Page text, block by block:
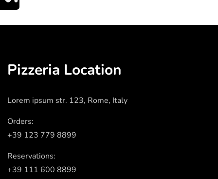
Pizzeria Location
Lorem ipsum str. 123, Rome, Italy
Orders:
+39 123 779 8899
Reservations:
+39 111 600 8899